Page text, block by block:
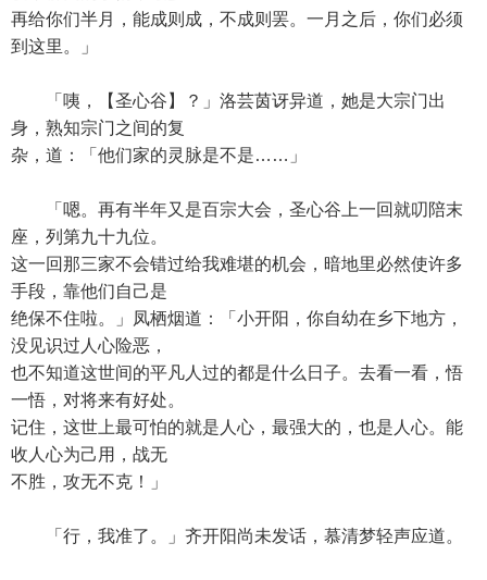
再给你们半月，能成则成，不成则罢。一月之后，你们必须
到这里。」
「咦，【圣心谷】？」洛芸茵讶异道，她是大宗门出
身，熟知宗门之间的复
杂，道：「他们家的灵脉是不是……」
「嗯。再有半年又是百宗大会，圣心谷上一回就叨陪末
座，列第九十九位。
这一回那三家不会错过给我难堪的机会，暗地里必然使许多
手段，靠他们自己是
绝保不住啦。」凤栖烟道：「小开阳，你自幼在乡下地方，
没见识过人心险恶，
也不知道这世间的平凡人过的都是什么日子。去看一看，悟
一悟，对将来有好处。
记住，这世上最可怕的就是人心，最强大的，也是人心。能
收人心为己用，战无
不胜，攻无不克！」
「行，我准了。」齐开阳尚未发话，慕清梦轻声应道。